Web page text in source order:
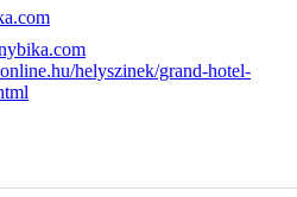
helyszinek/grand-hotel-